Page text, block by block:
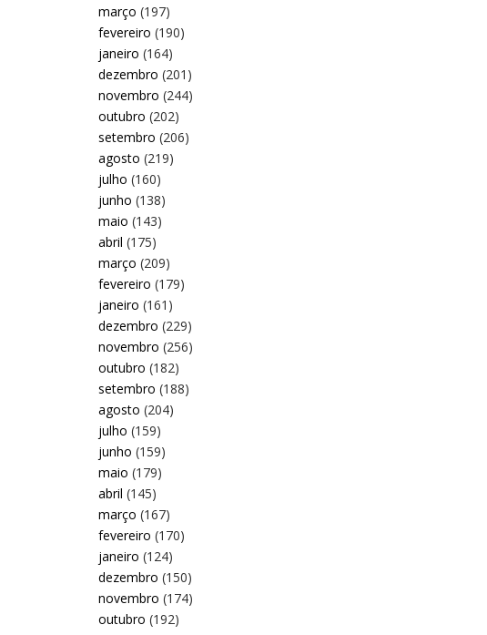
março (197)
fevereiro (190)
janeiro (164)
dezembro (201)
novembro (244)
outubro (202)
setembro (206)
agosto (219)
julho (160)
junho (138)
maio (143)
abril (175)
março (209)
fevereiro (179)
janeiro (161)
dezembro (229)
novembro (256)
outubro (182)
setembro (188)
agosto (204)
julho (159)
junho (159)
maio (179)
abril (145)
março (167)
fevereiro (170)
janeiro (124)
dezembro (150)
novembro (174)
outubro (192)